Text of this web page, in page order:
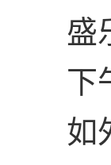
盛
下
如